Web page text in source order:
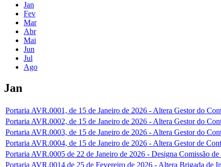
Jan
Fev
Mar
Abr
Mai
Jun
Jul
Ago
Jan
Portaria AVR.0001, de 15 de Janeiro de 2026 - Altera Gestor do
Portaria AVR.0002, de 15 de Janeiro de 2026 - Altera Gestor do
Portaria AVR.0003, de 15 de Janeiro de 2026 - Altera Gestor do
Portaria AVR.0004, de 15 de Janeiro de 2026 - Altera Gestor de
Portaria AVR.0005 de 22 de Janeiro de 2026 - Designa Comissão
Portaria AVR.0014 de 25 de Fevereiro de 2026 - Altera Brigada de